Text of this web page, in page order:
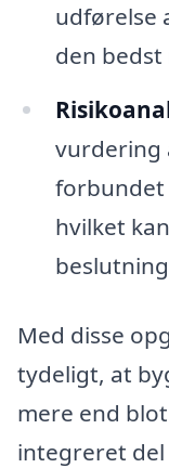
udførelse
den
vurdering
forbundet
hvilket
Med disse
tydeligt, at
mere end
integreret del